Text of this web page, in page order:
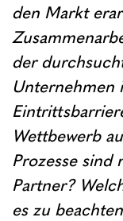
den Markt
der
Unternehmen
Wettbewerb
Prozesse sind
Partner?
es zu